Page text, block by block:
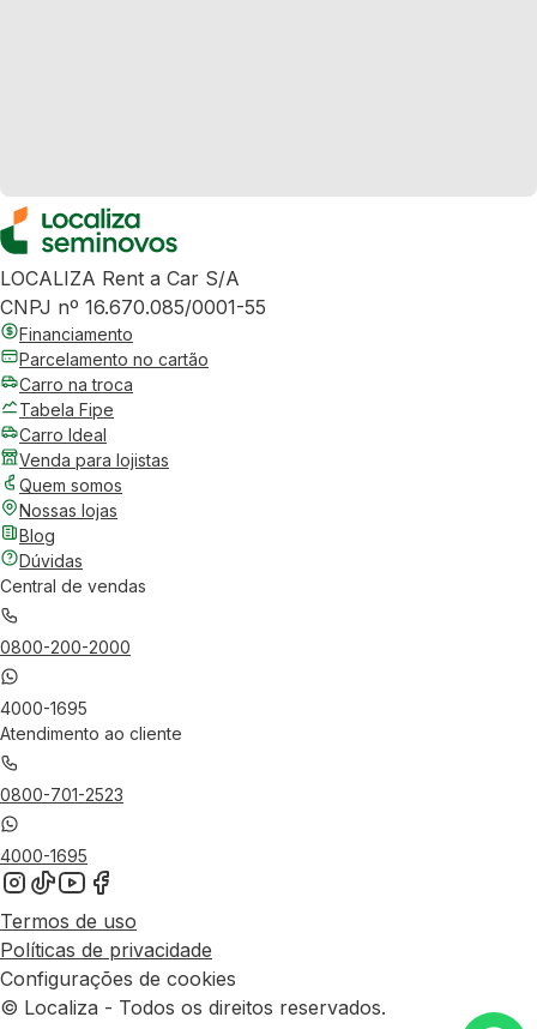
LOCALIZA Rent a Car S/A
CNPJ nº 16.670.085/0001-55
Financiamento
Parcelamento no cartão
Carro na troca
Tabela Fipe
Carro Ideal
Venda para lojistas
Quem somos
Nossas lojas
Blog
Dúvidas
Central de vendas
0800-200-2000
4000-1695
Atendimento ao cliente
0800-701-2523
4000-1695
Termos de uso
Políticas de privacidade
Configurações de cookies
© Localiza - Todos os direitos reservados.